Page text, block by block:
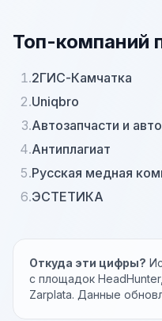
Топ-компаний
1.2ГИС-Камчатка
2.Uniqbro
3.Автозапчасти и
4.Антиплагиат
5.Русская медная
6.ЭСТЕТИКА
Откуда эти цифры?
с площадок
Zarplata. Данные